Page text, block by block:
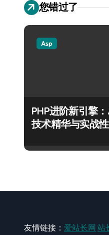
您错过了
Asp
PHP进阶新引擎：
技术精华与实战性
友情链接： 爱站长网 站